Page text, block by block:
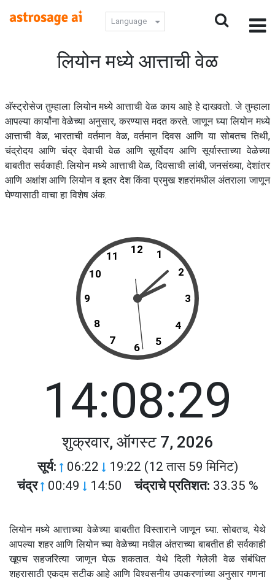
Language
लियोन मध्ये आत्ताची वेळ
अ‍ॅस्ट्रोसेज तुम्हाला लियोन मध्ये आत्ताची वेळ काय आहे हे दाखवतो. जे तुम्हाला
आपल्या कार्यांना वेळेच्या अनुसार, करण्यास मदत करते. जाणून घ्या लियोन मध्ये
आत्ताची वेळ, भारताची वर्तमान वेळ, वर्तमान दिवस आणि या सोबतच तिथी,
चंद्रोदय आणि चंद्र देवाची वेळ आणि सूर्योदय आणि सूर्यास्ताच्या वेळेच्या
बाबतीत सर्वकाही. लियोन मध्ये आत्ताची वेळ, दिवसाची लांबी, जनसंख्या, देशांतर
आणि अक्षांश आणि लियोन व इतर देश किंवा प्रमुख शहरांमधील अंतराला जाणून
घेण्यासाठी वाचा हा विशेष अंक.
12
11
10
9
8
7
6 5
4
3
2
1
14:08:29
शुक्रवार, ऑगस्ट 7, 2026
सूर्य: 06:22 19:22 (12 तास 59 मिनिट)
चंद्र 00:49 14:50 चंद्राचे प्रतिशत: 33.35 %
लियोन मध्ये आत्ताच्या वेळेच्या बाबतीत विस्ताराने जाणून घ्या. सोबतच, येथे
आपल्या शहर आणि लियोन च्या वेळेच्या मधील अंतराच्या बाबतीत ही सर्वकाही
खूपच सहजरित्या जाणून घेऊ शकतात. येथे दिली गेलेली वेळ संबंधित
शहरासाठी एकदम सटीक आहे आणि विश्वसनीय उपकरणांच्या अनुसार गणना